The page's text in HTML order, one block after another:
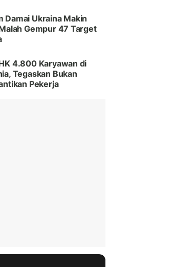
Damai Ukraina Makin
Gempur 47 Target
4.800 Karyawan di
Tegaskan Bukan
Pekerja